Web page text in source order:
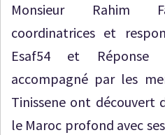
Monsieur Rahim
coordinatrices et
Esaf54 et Réponse
accompagné par les
Tinissene ont découvert
le Maroc profond avec